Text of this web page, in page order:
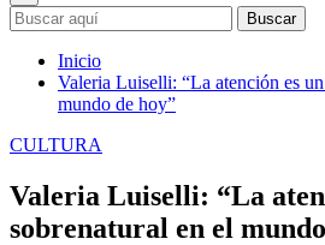
Buscar
Inicio
Valeria Luiselli: “La atención es
mundo de hoy”
CULTURA
Valeria Luiselli: “La
sobrenatural en el